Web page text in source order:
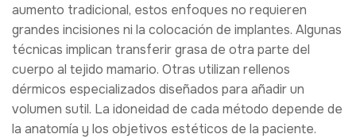
aumento tradicional, estos enfoques no requieren
grandes incisiones ni la colocación de implantes. Algunas
técnicas implican transferir grasa de otra parte del
cuerpo al tejido mamario. Otras utilizan rellenos
dérmicos especializados diseñados para añadir un
volumen sutil. La idoneidad de cada método depende de
la anatomía y los objetivos estéticos de la paciente.